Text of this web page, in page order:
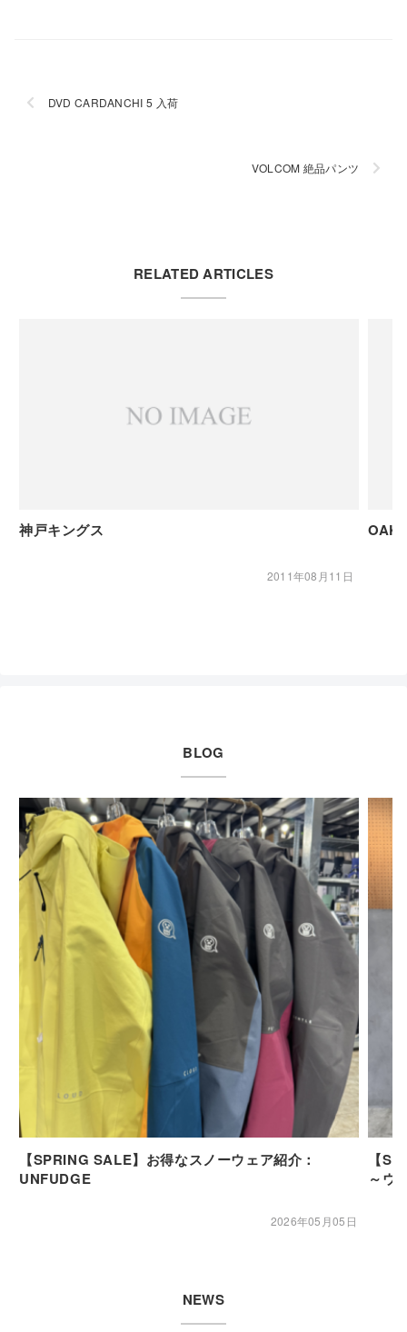
DVD CARDANCHI 5 入荷
VOLCOM 絶品パンツ
RELATED ARTICLES
神戸キングス
2011年08月11日
BLOG
【SPRING SALE】お得なスノーウェア紹介：
UNFUDGE
2026年05月05日
【
～ウ
NEWS